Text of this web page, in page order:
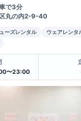
で3分
丸の内2-9-40
ーズレンタル ウェアレンタ
〜23:00